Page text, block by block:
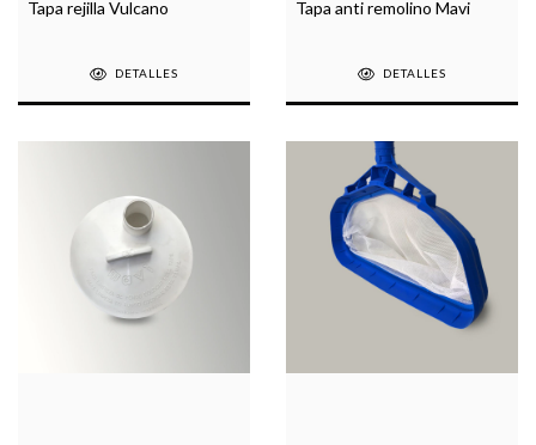
Tapa rejilla Vulcano
DETALLES
Tapa anti remolino Mavi
DETALLES